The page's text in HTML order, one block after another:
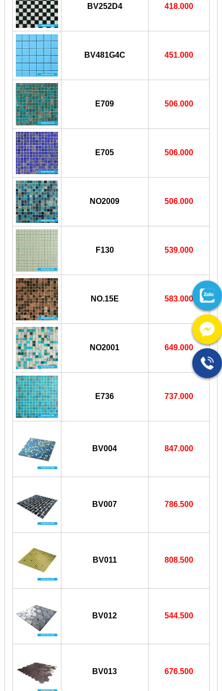
BV252D4 418.000
BV481G4C 451.000
E709 506.000
E705 506.000
NO2009 506.000
F130 539.000
NO.15E 583.000
NO2001 649.000
E736 737.000
BV004 847.000
BV007 786.500
BV011 808.500
BV012 544.500
BV013 676.500